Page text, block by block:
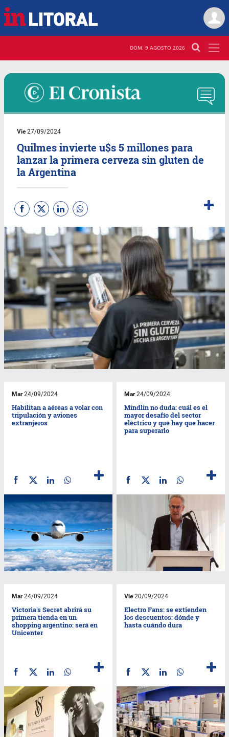
DOM. 9 AGOSTO 2026
Vie27/09/2024
Quilmes invierte u$s 5 millones para
lanzar la primera cerveza sin gluten de
la Argentina
Mar24/09/2024
Habilitan a aéreas a volar con
tripulación y aviones
extranjeros
Mar24/09/2024
Mindlin no duda: cuál es el
mayor desafío del sector
eléctrico y qué hay que hacer
para superarlo
Mar24/09/2024
Victoria's Secret abrirá su
primera tienda en un
shopping argentino: será en
Unicenter
Vie20/09/2024
Electro Fans: se extienden
los descuentos: dónde y
hasta cuándo dura